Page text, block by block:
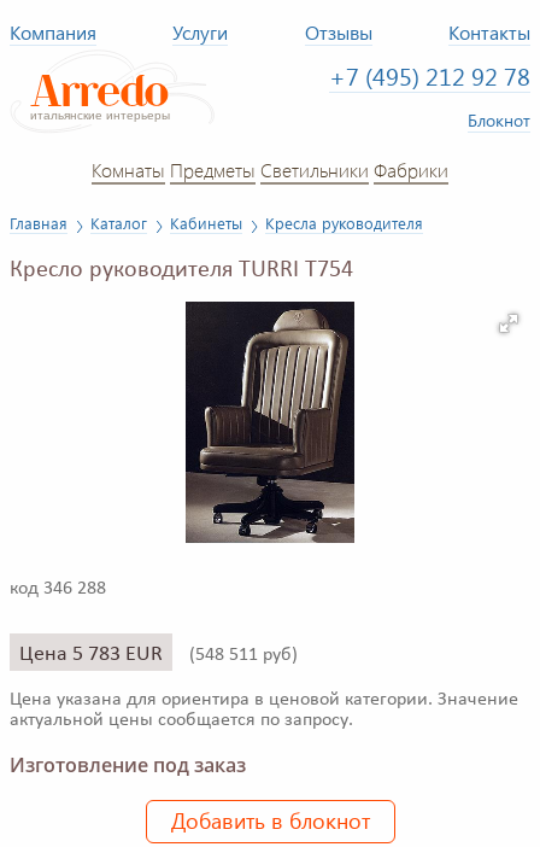
Компания Услуги Отзывы Контакты
+7 (495) 212 92 78
Блокнот
Комнаты Предметы Светильники Фабрики
Главная Каталог Кабинеты Кресла руководителя
Кресло руководителя TURRI T754
код 346 288
Цена 5 783 EUR (548 511 руб)
Цена указана для ориентира в ценовой категории. Значение
актуальной цены сообщается по запросу.
Изготовление под заказ
Добавить в блокнот